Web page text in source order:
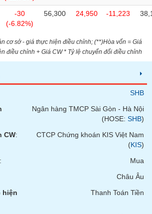
-30
(-6.82%)
56,300 24,950 -11,223
cơ sở - giá thực hiện điều chỉnh; (**)Hòa vốn = Giá
điều chỉnh + Giá CW * Tỷ lệ chuyển đổi điều chỉnh
SHB
Ngân hàng TMCP Sài Gòn - Hà Nội
(HOSE: SHB)
CW:
CTCP Chứng khoán KIS Việt Nam
(KIS)
:
Mua
Châu Âu
hiện
Thanh Toán Tiền